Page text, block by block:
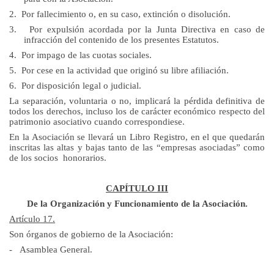
2. Por fallecimiento o, en su caso, extinción o disolución.
3.
Por expulsión acordada porla Junta Directiva en caso de
infracción del contenido de los presentes Estatutos.
4. Por impago de las cuotas sociales.
5. Por cese en la actividad que originó su libre afiliación.
6. Por disposición legal o judicial.
La separación, voluntaria o no, implicará la pérdida definitiva de
todos los derechos, incluso los de carácter económico respecto del
patrimonio asociativo cuando correspondiese.
En la Asociación se llevará un Libro Registro, en el que quedarán
inscritas las altas y bajas tanto de las “empresas asociadas” como
de los socios honorarios.
CAPÍTULO III
De la Organización y Funcionamiento de la Asociación.
Artículo 17.
Son órganos de gobierno de la Asociación:
-
Asamblea General.